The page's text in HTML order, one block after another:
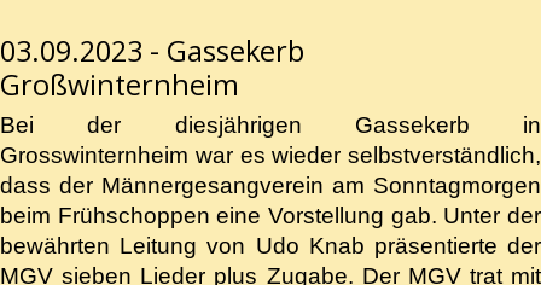
03.09.2023 - Gassekerb
Großwinternheim
Bei der diesjährigen Gassekerb in
Grosswinternheim war es wieder selbstverständlich,
dass der Männergesangverein am Sonntagmorgen
beim Frühschoppen eine Vorstellung gab. Unter der
bewährten Leitung von Udo Knab präsentierte der
MGV sieben Lieder plus Zugabe. Der MGV trat mit